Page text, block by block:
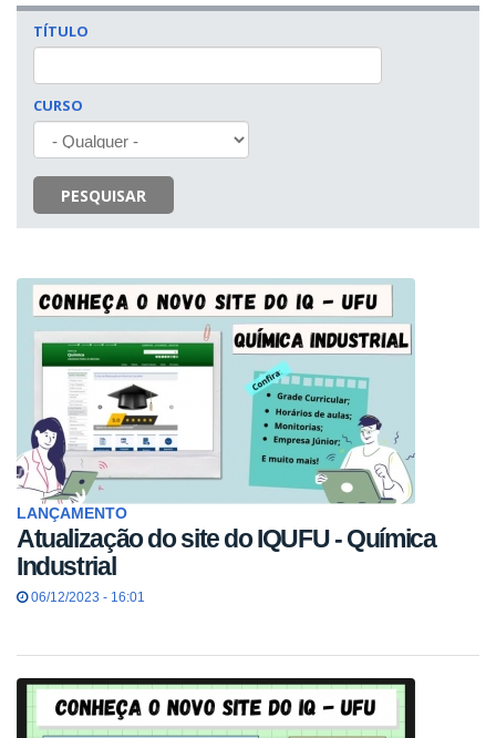
TÍTULO
CURSO
PESQUISAR
LANÇAMENTO
Atualização do site do IQUFU - Química
Industrial
06/12/2023 - 16:01